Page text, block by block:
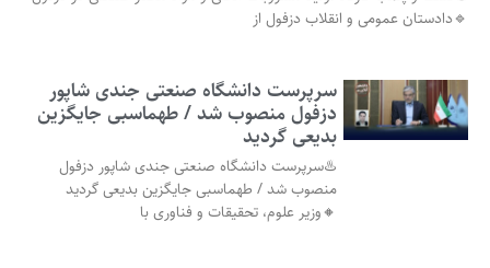
🔹دادستان عمومی و انقلاب دزفول از
سرپرست دانشگاه صنعتی جندی شاپور
دزفول منصوب شد / طهماسبی جایگزین
بدیعی گردید
♨️سرپرست دانشگاه صنعتی جندی شاپور دزفول
منصوب شد / طهماسبی جایگزین بدیعی گردید
🔸وزیر علوم، تحقیقات و فناوری با